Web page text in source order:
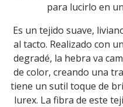
para lucirlo en
Es un tejido suave,
al tacto. Realizado con
degradé, la hebra va
de color, creando una
tiene un sutil toque de
lurex. La fibra de este